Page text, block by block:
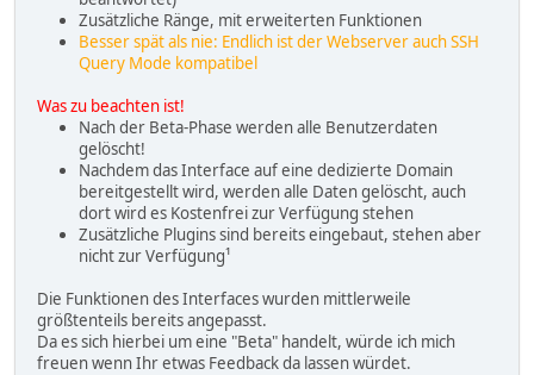
Zusätzliche Ränge, mit erweiterten Funktionen
Besser spät als nie: Endlich ist der Webserver auch SSH
Query Mode kompatibel
Was zu beachten ist!
Nach der Beta-Phase werden alle Benutzerdaten
gelöscht!
Nachdem das Interface auf eine dedizierte Domain
bereitgestellt wird, werden alle Daten gelöscht, auch
dort wird es Kostenfrei zur Verfügung stehen
Zusätzliche Plugins sind bereits eingebaut, stehen aber
nicht zur Verfügung¹
Die Funktionen des Interfaces wurden mittlerweile
größtenteils bereits angepasst.
Da es sich hierbei um eine "Beta" handelt, würde ich mich
freuen wenn Ihr etwas Feedback da lassen würdet.